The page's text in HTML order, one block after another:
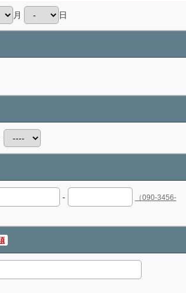
月 日
-
（090-3456-